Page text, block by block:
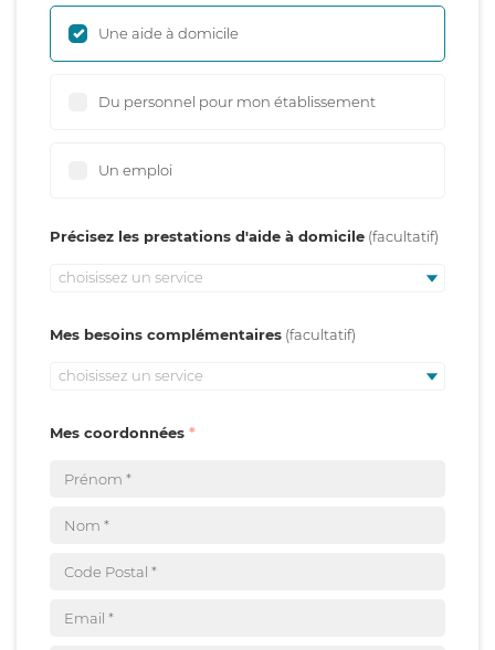
Une aide à domicile
Du personnel pour mon établissement
Un emploi
Précisez les prestations d'aide à domicile
choisissez un service
Mes besoins complémentaires
choisissez un service
Mes coordonnées